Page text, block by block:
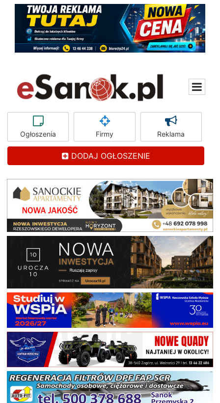
Ogłoszenia Firmy Reklama
DODAJ OGŁOSZENIE